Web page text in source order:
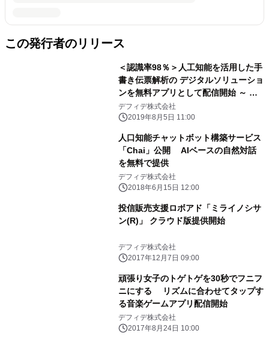
この発行者のリリース
＜認識率98％＞人工知能を活用した手
書き伝票解析の デジタルソリューショ
ンを無料アプリとして配信開始 ～ 貴
社の業務プロセスに合わせてカスタマ
イズ提供が可能 ～
デフィデ株式会社
2019年8月5日 11:00
人口知能チャットボット構築サービス
「Chai」公開 AIベースの自然対話
を無料で提供
デフィデ株式会社
2018年6月15日 12:00
投信販売支援ロボアド「ミライノシサ
ン(R)」 クラウド版提供開始
デフィデ株式会社
2017年12月7日 09:00
頑張り女子のトゲトゲを30秒でフニフ
ニにする リズムに合わせてタップす
る音楽ゲームアプリ配信開始
デフィデ株式会社
2017年8月24日 10:00